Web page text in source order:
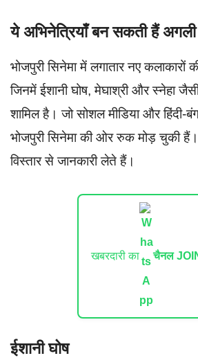
ये अभिनेत्रियाँ बन सकती हैं अगली
भोजपुरी सिनेमा में लगातार नए कलाकारों
जिनमें ईशानी घोष, मेघाश्री और स्नेहा
शामिल है। जो सोशल मीडिया और हिंदी-
भोजपुरी सिनेमा की ओर रुक मोड़ चुकी
विस्तार से जानकारी लेते हैं।
खबरदारी का चैनल
ईशानी घोष